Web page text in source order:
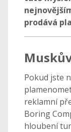
prodává
Pokud jste
reklamní
Boring
hloubení